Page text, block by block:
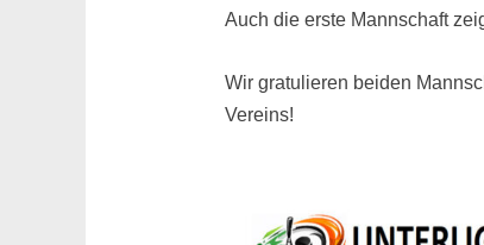
Auch die erste Mannschaft
Wir gratulieren beiden
Vereins!